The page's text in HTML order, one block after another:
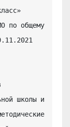
по общему
школы и